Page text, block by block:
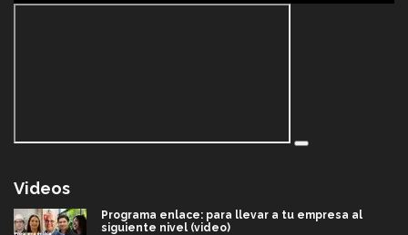
Videos
Programa enlace: para llevar a tu empresa al
siguiente nivel (video)